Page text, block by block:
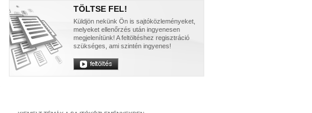
TÖLTSE FEL!
Küldjön nekünk Ön is sajtóközleményeket,
melyeket ellenőrzés után ingyenesen
megjelenítünk! A feltöltéshez regisztráció
szükséges, ami szintén ingyenes!